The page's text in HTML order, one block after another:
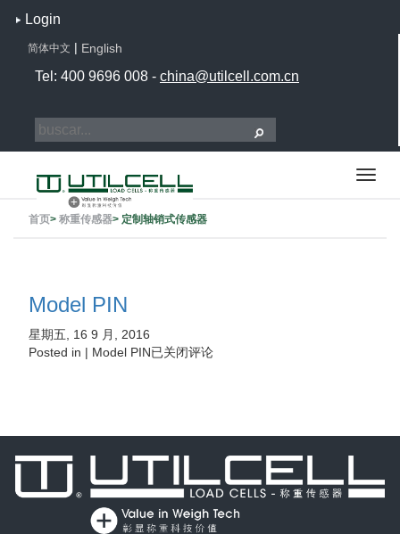
Login
简体中文 | English
Tel: 400 9696 008 - china@utilcell.com.cn
首页> 称重传感器> 定制轴销式传感器
Model PIN
星期五, 16 9 月, 2016
Posted in | Model PIN已关闭评论